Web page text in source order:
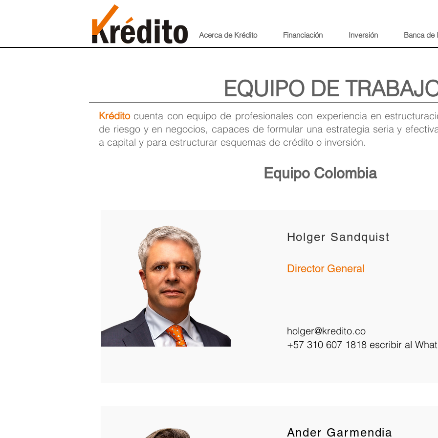
Acerca de Krédito Financiación Inversión Banca de
EQUIPO DE
Kréditocuenta con equipo de profesionales con experiencia en
de riesgo y en negocios, capaces de formular una estrategia seria y
a capital y para estructurar esquemas de crédito o inversión.
Equipo Colombia
Holger Sandquist
Director General
holger@kredito.co
+57 310 607 1818 escribir al
Ander Garmendia